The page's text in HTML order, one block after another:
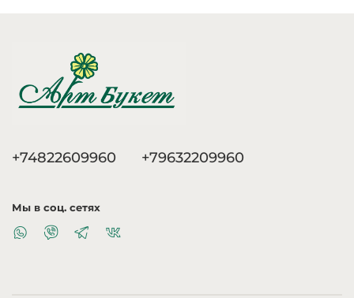
+74822609960 +79632209960
Мы в соц. сетях